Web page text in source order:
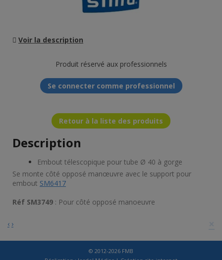
Voir la description
Produit réservé aux professionnels
Se connecter comme professionnel
Retour à la liste des produits
Description
Embout télescopique pour tube Ø 40 à gorge
Se monte côté opposé manœuvre avec le support pour
embout SM6417
Réf SM3749 : Pour côté opposé manoeuvre
‹ ›
© 2012-2026 FMB